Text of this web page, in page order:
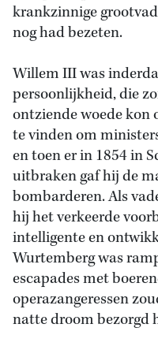
krankzinnige
nog had bezeten.
Willem III was
persoonlijkheid, die
ontziende woede kon
te vinden om
en toen er in 1854 in
uitbraken gaf hij de
bombarderen. Als
hij het verkeerde
intelligente en
Wurtemberg was
escapades met
operazangeressen
natte droom bezorgd